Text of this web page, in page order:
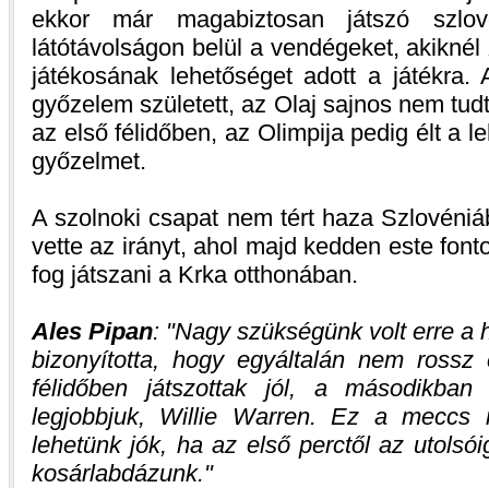
ekkor már magabiztosan játszó
látótávolságon belül a vendégeket, akiknél
játékosának lehetőséget adott a játékra.
győzelem született, az Olaj sajnos nem
az első félidőben, az Olimpija pedig élt a
győzelmet.
A szolnoki csapat nem tért haza
vette az irányt, ahol majd kedden este
fog játszani a Krka otthonában.
Ales Pipan: Nagy szükségünk volt erre a
bizonyította, hogy egyáltalán nem
félidőben játszottak jól, a
legjobbjuk, Willie Warren. Ez a meccs
lehetünk jók, ha az első perctől az
kosárlabdázunk.